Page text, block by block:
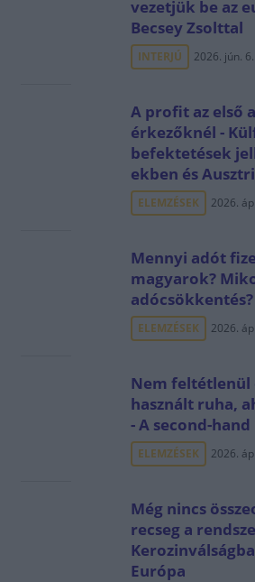
vezetjük be az
Becsey Zsolttal
INTERJÚ 2026. jún. 6.
A profit az első
érkezőknél -
befektetések
ekben és
ELEMZÉSEK 2026.
Mennyi adót
magyarok?
adócsökkentés?
ELEMZÉSEK 2026.
Nem feltétlenül
használt ruha,
- A second-
ELEMZÉSEK 2026.
Még nincs
recseg a
Európa